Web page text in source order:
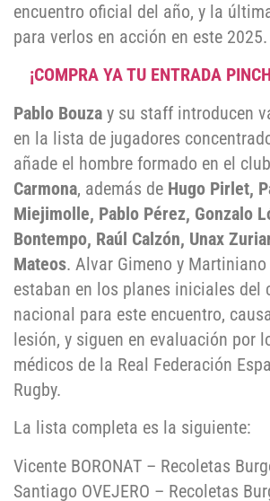
encuentro oficial del año, y la
para verlos en acción en este 2025.
¡COMPRA YA TU ENTRADA
Pablo Bouza y su staff introducen
en la lista de jugadores
añade el hombre formado en el
Carmona, además de Hugo Pirlet,
Miejimolle, Pablo Pérez, Gonzalo
Bontempo, Raúl Calzón, Unax
Mateos. Alvar Gimeno y Martiniano
estaban en los planes iniciales del
nacional para este encuentro,
lesión, y siguen en evaluación por
médicos de la Real Federación
Rugby.
La lista completa es la siguiente:
Vicente BORONAT – Recoletas
Santiago OVEJERO – Recoletas